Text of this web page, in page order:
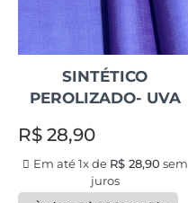
SINTÉTICO
PEROLIZADO- UVA
R$ 28,90
Em até 1x de R$28,90 sem
juros